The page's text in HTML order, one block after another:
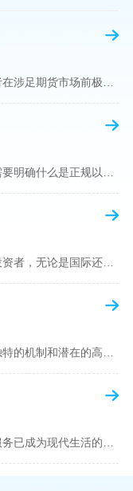
期货市场一直以其独特的魅力吸引着众多投资者，无论是国际还是国内场景下，其波澜壮阔的市场行情都给予了投资者无限遐想。今天，我们将深入探讨一个特别的问题——"国内期货可以做空吗"？这个问题不仅关乎投资者的策略布局，更涉及到期货市场机制的基本理解。在深入探讨之前，我们首先需要明确几个期货市场的基础概念。期货，是指在标准化合约基础上，双方承诺在未来某一特定时间以约定价格买卖一定数量的商品或金融产品的合约。它允訸投资者通过买入（做多）或卖出（做空）合约来预测未来价格的变动。我们来揭开国